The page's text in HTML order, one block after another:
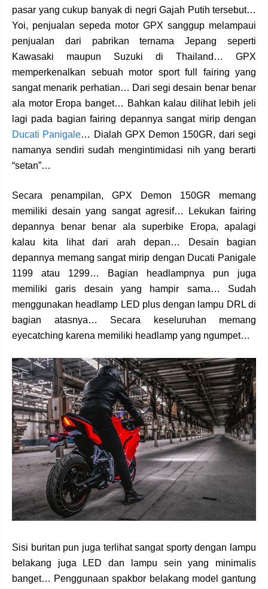
pasar yang cukup banyak di negri Gajah Putih tersebut…
Yoi, penjualan sepeda motor GPX sanggup melampaui
penjualan dari pabrikan ternama Jepang seperti
Kawasaki maupun Suzuki di Thailand… GPX
memperkenalkan sebuah motor sport full fairing yang
sangat menarik perhatian… Dari segi desain benar benar
ala motor Eropa banget… Bahkan kalau dilihat lebih jeli
lagi pada bagian fairing depannya sangat mirip dengan
Ducati Panigale… Dialah GPX Demon 150GR, dari segi
namanya sendiri sudah mengintimidasi nih yang berarti
“setan”…
Secara penampilan, GPX Demon 150GR memang
memiliki desain yang sangat agresif… Lekukan fairing
depannya benar benar ala superbike Eropa, apalagi
kalau kita lihat dari arah depan… Desain bagian
depannya memang sangat mirip dengan Ducati Panigale
1199 atau 1299… Bagian headlampnya pun juga
memiliki garis desain yang hampir sama… Sudah
menggunakan headlamp LED plus dengan lampu DRL di
bagian atasnya… Secara keseluruhan memang
eyecatching karena memiliki headlamp yang ngumpet…
Sisi buritan pun juga terlihat sangat sporty dengan lampu
belakang juga LED dan lampu sein yang minimalis
banget… Penggunaan spakbor belakang model gantung